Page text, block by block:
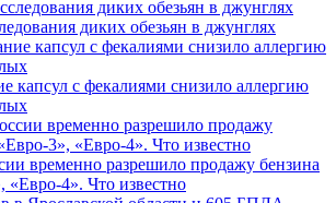
данные с использованием сервиса
использовать сайт, вы соглашаетесь с
.
Понятно
атомной бомбы придумал «мокрый»